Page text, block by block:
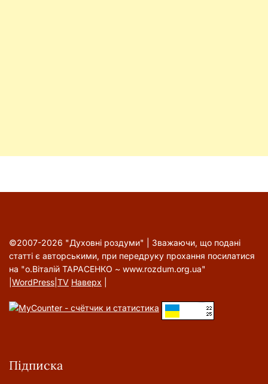
©2007-2026 "Духовні роздуми" | Зважаючи, що подані
статті є авторськими, при передруку прохання посилатися
на "о.Віталій ТАРАСЕНКО ~ www.rozdum.org.ua"
WordPress TV Наверх
Підписка